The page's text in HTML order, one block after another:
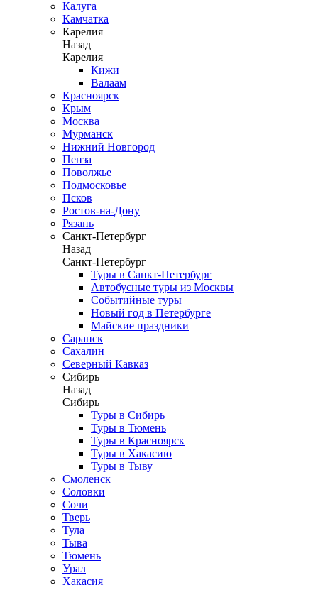
Калуга
Камчатка
Карелия
Назад
Карелия
Кижи
Валаам
Красноярск
Крым
Москва
Мурманск
Нижний Новгород
Пенза
Поволжье
Подмосковье
Псков
Ростов-на-Дону
Рязань
Санкт-Петербург
Назад
Санкт-Петербург
Туры в Санкт-Петербург
Автобусные туры из Москвы
Событийные туры
Новый год в Петербурге
Майские праздники
Саранск
Сахалин
Северный Кавказ
Сибирь
Назад
Сибирь
Туры в Сибирь
Туры в Тюмень
Туры в Красноярск
Туры в Хакасию
Туры в Тыву
Смоленск
Соловки
Сочи
Тверь
Тула
Тыва
Тюмень
Урал
Хакасия